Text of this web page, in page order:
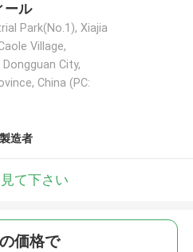
ール
Park(No.1), Xiajia
Village,
City,
China (PC:
造者
て下さい
価格で